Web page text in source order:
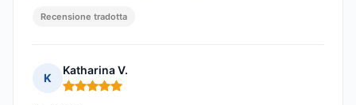
Recensione tradotta
K
Katharina V.
Nota: 5 su 5